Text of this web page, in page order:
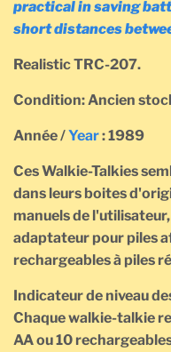
practical in saving
short distances
Realistic TRC-207.
Condition: Ancien
Année /Year: 1989
Ces Walkie-Talkies
dans leurs boites
manuels de
adaptateur pour piles
rechargeables à piles
Indicateur de niveau
Chaque walkie-talkie
AA ou 10